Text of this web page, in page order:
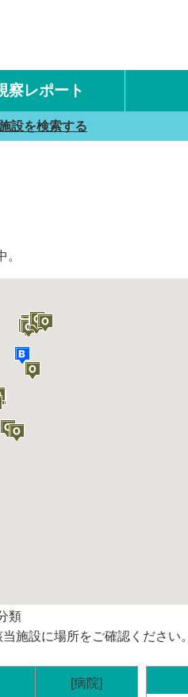
察レポート
レポート
析レポート
設を検索する
類
施設に場所をご確認ください。
[病院]